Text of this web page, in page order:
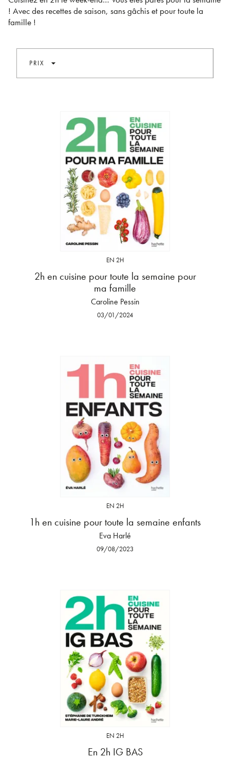
! Avec des recettes de saison, sans gâchis et pour toute la
famille !
PRIX arrow_drop_down
EN 2H
2h en cuisine pour toute la semaine pour
ma famille
Caroline Pessin
03/01/2024
EN 2H
1h en cuisine pour toute la semaine enfants
Eva Harlé
09/08/2023
EN 2H
En 2h IG BAS